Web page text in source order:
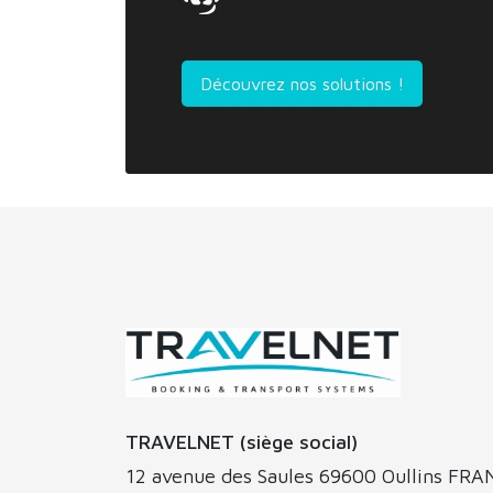
Découvrez nos solutions !
TRAVELNET (siège social)
12 avenue des Saules 69600 Oullins